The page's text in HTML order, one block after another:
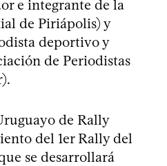
e integrante de la
de Piriápolis) y
deportivo y
de Periodistas
de Rally
del 1er Rally del
se desarrollará